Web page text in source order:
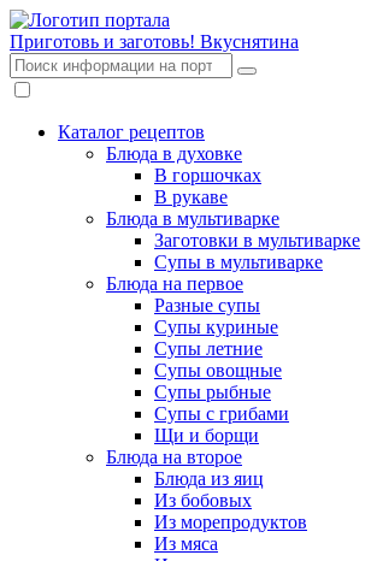
Приготовь и заготовь! Вкуснятина
Каталог рецептов
Блюда в духовке
В горшочках
В рукаве
Блюда в мультиварке
Заготовки в мультиварке
Супы в мультиварке
Блюда на первое
Разные супы
Супы куриные
Супы летние
Супы овощные
Супы рыбные
Супы с грибами
Щи и борщи
Блюда на второе
Блюда из яиц
Из бобовых
Из морепродуктов
Из мяса